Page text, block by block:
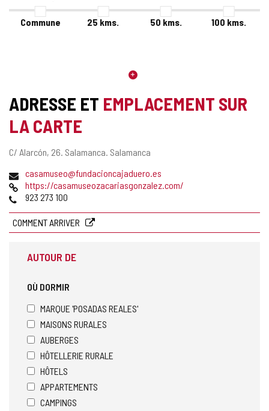
Commune 25 kms. 50 kms. 100 kms.
ADRESSE ET EMPLACEMENT SUR
LA CARTE
Adresse
C/ Alarcón, 26. Salamanca. Salamanca
Adresse
de
courrier
casamuseo@fundacioncajaduero.es
Page
Web
https://casamuseozacariasgonzalez.com/
Téléphones
923 273 100
COMMENT ARRIVER
AUTOUR DE
OÙ DORMIR
MARQUE 'POSADAS REALES'
MAISONS RURALES
AUBERGES
HÔTELLERIE RURALE
HÔTELS
APPARTEMENTS
CAMPINGS